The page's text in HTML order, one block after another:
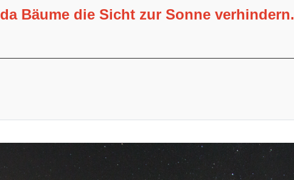
da Bäume die Sicht zur Sonne verhindern.